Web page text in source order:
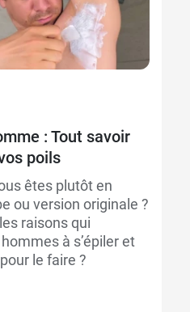
: Tout savoir
poils
êtes plutôt en
ou version originale ?
raisons qui
à s’épiler et
le faire ?